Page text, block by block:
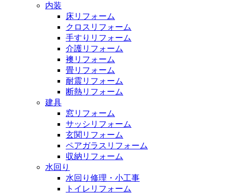
内装
床リフォーム
クロスリフォーム
手すりリフォーム
介護リフォーム
襖リフォーム
畳リフォーム
耐震リフォーム
断熱リフォーム
建具
窓リフォーム
サッシリフォーム
玄関リフォーム
ペアガラスリフォーム
収納リフォーム
水回り
水回り修理・小工事
トイレリフォーム